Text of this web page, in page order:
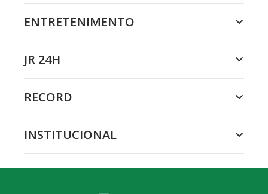
ENTRETENIMENTO
JR 24H
RECORD
INSTITUCIONAL